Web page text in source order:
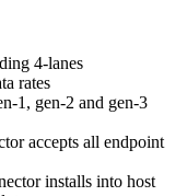
4-lanes
rates
1, gen-2 and gen-3
accepts all endpoint
installs into host